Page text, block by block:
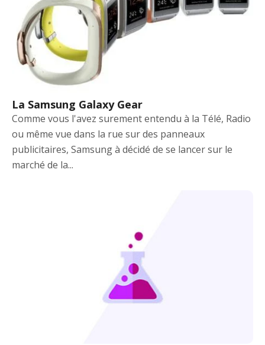
La Samsung Galaxy Gear
Comme vous l'avez surement entendu à la Télé, Radio
ou même vue dans la rue sur des panneaux
publicitaires, Samsung à décidé de se lancer sur le
marché de la...